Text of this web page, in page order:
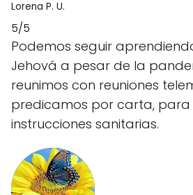
Lorena P. U.
5/5
Podemos seguir
Jehová a pesar de la
reunimos con reuniones
predicamos por carta, para
instrucciones sanitarias.